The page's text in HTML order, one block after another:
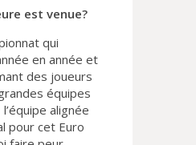
est venue?
qui
en année et
des joueurs
équipes
alignée
pour cet Euro